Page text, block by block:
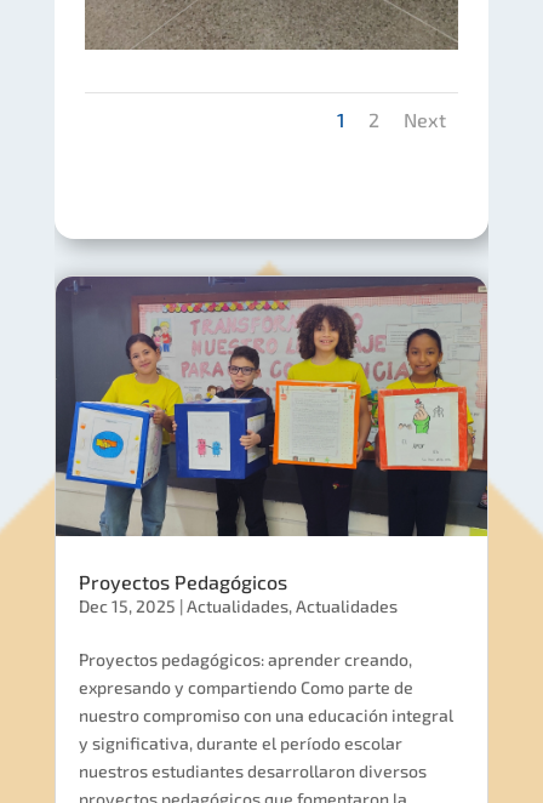
1 2 Next
Proyectos Pedagógicos
Dec 15, 2025 |Actualidades,Actualidades
Proyectos pedagógicos: aprender creando,
expresando y compartiendo Como parte de
nuestro compromiso con una educación integral
y significativa, durante el período escolar
nuestros estudiantes desarrollaron diversos